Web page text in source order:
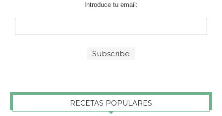
Introduce tu email:
RECETAS POPULARES